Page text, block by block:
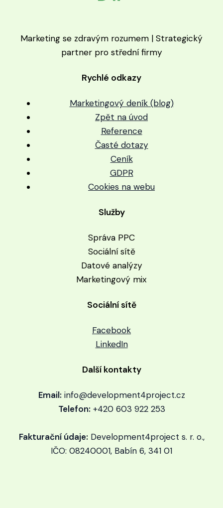
Marketing se zdravým rozumem | Strategický
partner pro střední firmy
Rychlé odkazy
Marketingový deník (blog)
Zpět na úvod
Reference
Časté dotazy
Ceník
GDPR
Cookies na webu
Služby
Správa PPC
Sociální sítě
Datové analýzy
Marketingový mix
Sociální sítě
Facebook
LinkedIn
Další kontakty
Email: info@development4project.cz
Telefon: +420 603 922 253
Fakturační údaje: Development4project s. r. o.,
IČO: 08240001, Babín 6, 341 01